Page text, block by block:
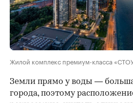
Жилой комплекс премиум-класса
Земли прямо у воды —
города, поэтому